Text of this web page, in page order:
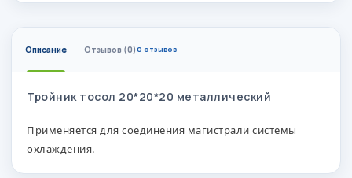
Описание Отзывов (0)0 отзывов
Тройник тосол 20*20*20​ металлический
Применяется для соединения магистрали системы
охлаждения.